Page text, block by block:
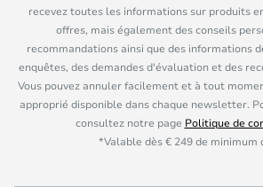
recevez toutes les informations sur produits
offres, mais également des conseils
recommandations ainsi que des informations
enquêtes, des demandes d'évaluation et des
Vous pouvez annuler facilement et à tout
approprié disponible dans chaque newsletter.
consultez notre page Politique de
*Valable dès € 249 de minimum